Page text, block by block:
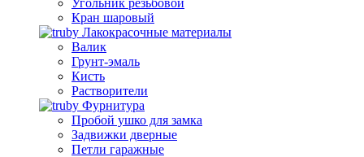
Угольник резьбовой
Кран шаровый
Лакокрасочные материалы
Валик
Грунт-эмаль
Кисть
Растворители
Фурнитура
Пробой ушко для замка
Задвижки дверные
Петли гаражные